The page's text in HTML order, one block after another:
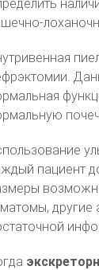
пациент
другие